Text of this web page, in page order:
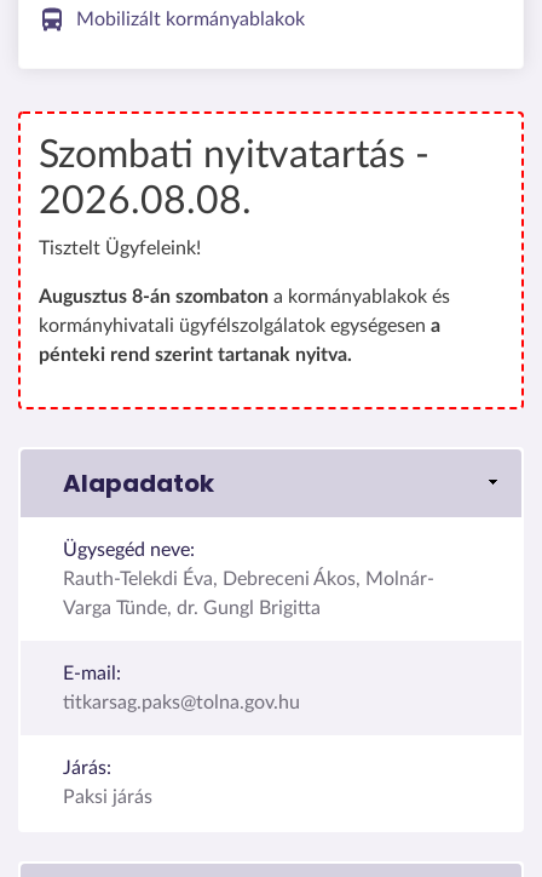
Mobilizált kormányablakok
Szombati nyitvatartás -
2026.08.08.
Tisztelt Ügyfeleink!
Augusztus 8-án szombaton a kormányablakok és
kormányhivatali ügyfélszolgálatok egységesen a
pénteki rend szerint tartanak nyitva.
Alapadatok
Ügysegéd neve:
Rauth-Telekdi Éva, Debreceni Ákos, Molnár-
Varga Tünde, dr. Gungl Brigitta
E-mail:
titkarsag.paks@tolna.gov.hu
Járás:
Paksi járás